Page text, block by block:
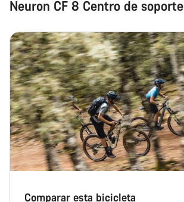
Neuron CF 8 Centro de soporte
Comparar esta bicicleta